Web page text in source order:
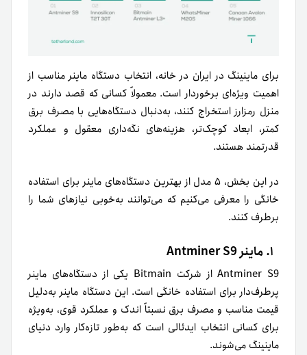
برای ماینینگ در ایران در خانه، انتخاب دستگاه ماینر مناسب از
اهمیت ویژه‌ای برخوردار است. معمولاً کسانی که قصد دارند در
منزل رمزارز استخراج کنند، به‌دنبال دستگاه‌هایی با مصرف برق
کمتر، ابعاد کوچک‌تر، هزینه‌های نگه‌داری معقول و عملکرد
قدرتمند هستند.
در این بخش، ۵ مدل از بهترین دستگاه‌های ماینر برای استفاده
خانگی را معرفی می‌کنیم که می‌توانند به‌خوبی نیازهای شما را
برطرف کنند.
Antminer S9 از شرکت Bitmain یکی از دستگاه‌های ماینر
پرطرف‌دار برای استفاده خانگی است. این دستگاه ماینر به‌دلیل
قیمت مناسب و مصرف برق نسبتاً اندک و عملکرد قوی، به‌ویژه
برای کسانی انتخاب ایدئالی است که به‌طور تازه‌کار وارد دنیای
ماینینگ می‌شوند.